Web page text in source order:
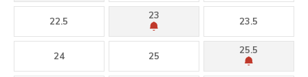
22.5
23
23.5
24 25
25.5